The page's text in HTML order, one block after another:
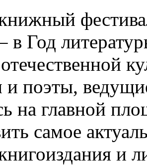
в Год
и поэты,
на главной
самое
и